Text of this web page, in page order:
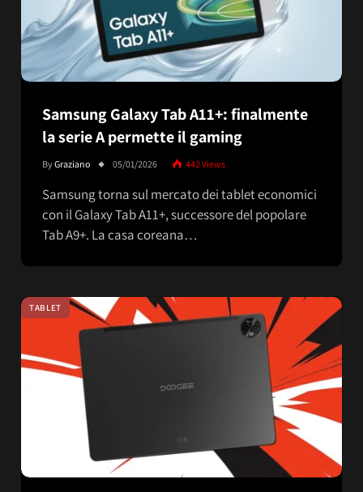
Samsung Galaxy Tab A11+: finalmente
la serie A permette il gaming
ByGraziano 05/01/2026 442 Views
Samsung torna sul mercato dei tablet economici
con il Galaxy Tab A11+, successore del popolare
Tab A9+. La casa coreana…
TABLET